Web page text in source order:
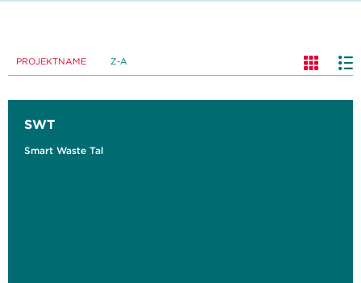
PROJEKTNAME Z-A
SWT
Smart Waste Tal